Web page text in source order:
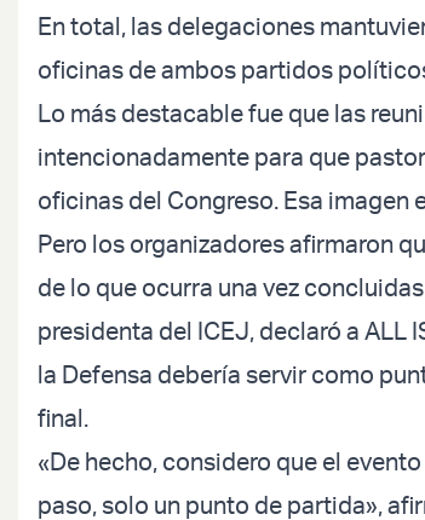
En total, las delegaciones
oficinas de ambos partidos
Lo más destacable fue que las
intencionadamente para que
oficinas del Congreso. Esa imagen
Pero los organizadores afirmaron
de lo que ocurra una vez
presidenta del ICEJ, declaró a ALL
la Defensa debería servir como
final.
«De hecho, considero que el
paso, solo un punto de partida»,